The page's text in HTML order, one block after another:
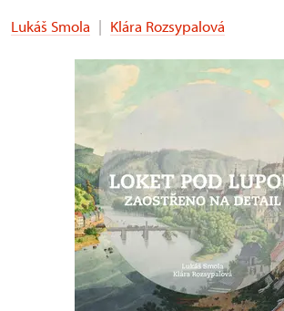
Lukáš Smola | Klára Rozsypalová